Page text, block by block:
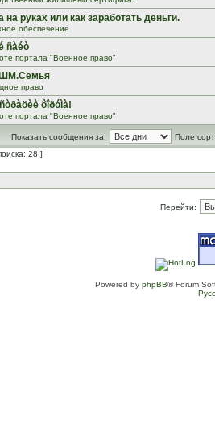
на руках или как заработать деньги.
обеспечение
ñàéò
портала "Военное право"
право
ôîðóìà!
портала "Военное право"
Показать сообщения за:
Поле
28 ]
Перейти:
Powered by phpBB® Forum